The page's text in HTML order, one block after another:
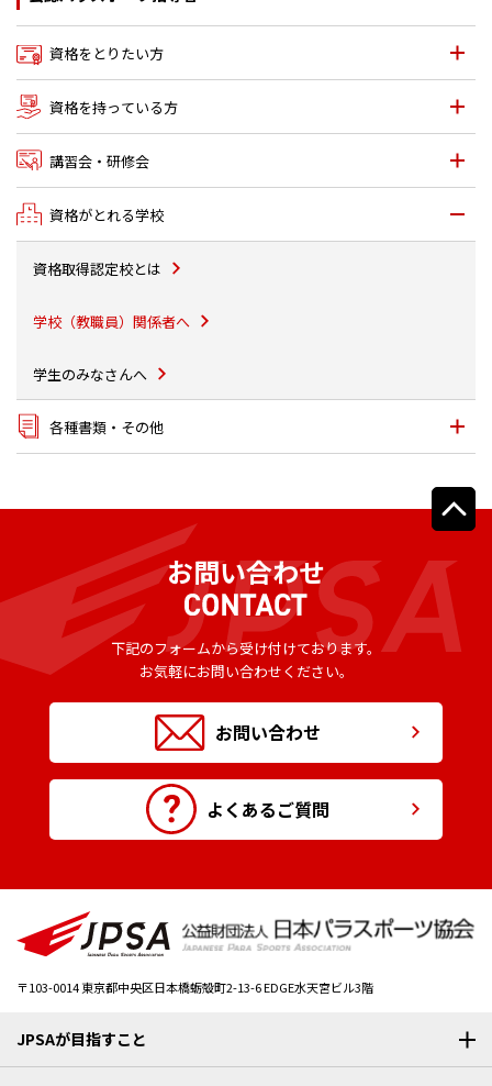
資格をとりたい方
資格を持っている方
講習会・研修会
資格がとれる学校
資格取得認定校とは
学校（教職員）関係者へ
学生のみなさんへ
各種書類・その他
お問い合わせ
下記のフォームから受け付けております。
お気軽にお問い合わせください。
お問い合わせ
よくあるご質問
〒103-0014東京都中央区日本橋蛎殻町2-13-6 EDGE水天宮ビル3階
JPSAが目指すこと